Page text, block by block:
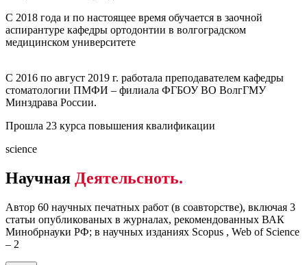
С 2018 года и по настоящее время обучается в заочной
аспирантуре кафедры ортодонтии в волгоградском
медицинском университете
С 2016 по август 2019 г. работала преподавателем кафедры
стоматологии ПМФИ – филиала ФГБОУ ВО ВолгГМУ
Минздрава России.
Прошла 23 курса повышения квалификации
science
Научная Деятельсноть.
Автор 60 научных печатных работ (в соавторстве), включая 3
статьи опубликованых в журналах, рекомендованных ВАК
Минобрнауки РФ; в научных изданиях Scopus , Web of Science
– 2